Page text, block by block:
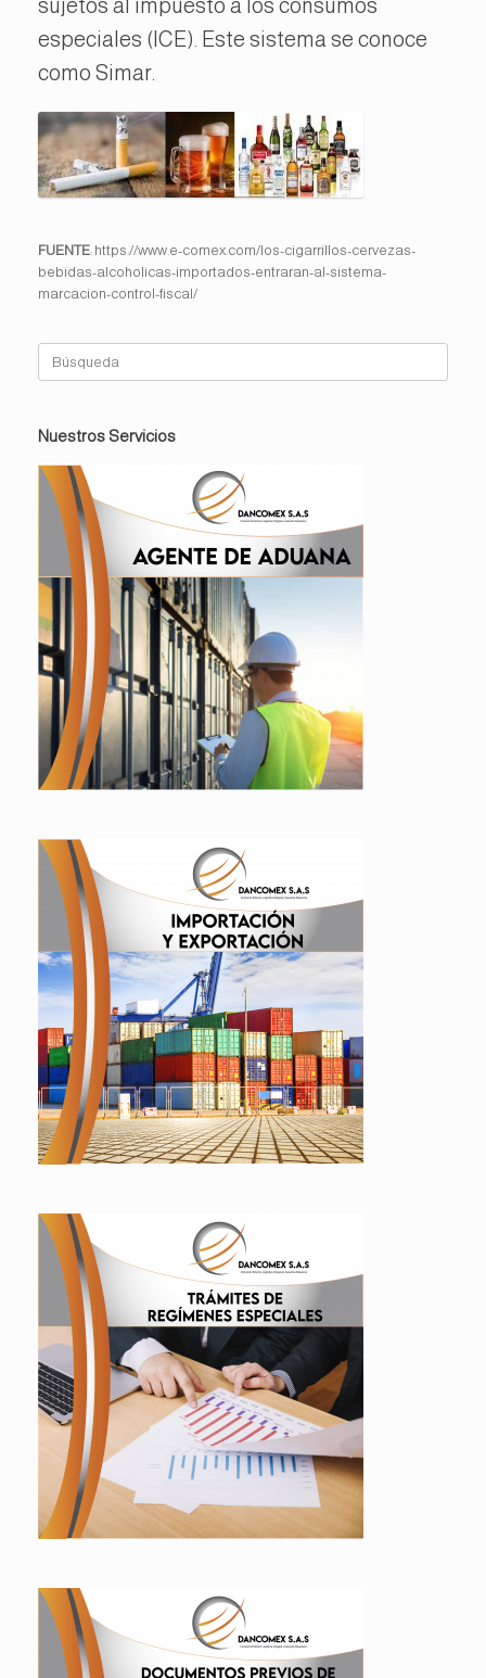
sujetos al impuesto a los consumos
especiales (ICE). Este sistema se conoce
como Simar.
FUENTE: https://www.e-comex.com/los-cigarrillos-cervezas-
bebidas-alcoholicas-importados-entraran-al-sistema-
marcacion-control-fiscal/
Nuestros Servicios